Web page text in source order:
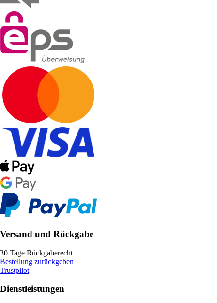
Versand und Rückgabe
30 Tage Rückgaberecht
Bestellung zurückgeben
Trustpilot
Dienstleistungen